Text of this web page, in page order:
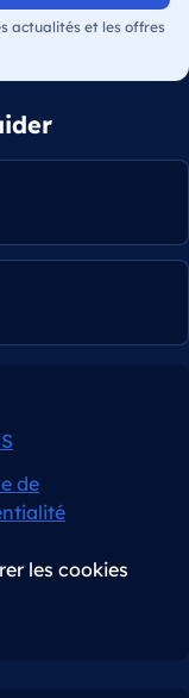
actualités et les offres
de
les cookies